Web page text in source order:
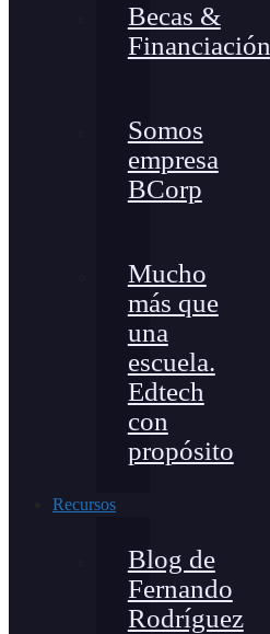
Becas &
Financiación
Somos
empresa
BCorp
Mucho
más que
una
escuela.
Edtech
con
propósito
Recursos
Blog de
Fernando
Rodríguez